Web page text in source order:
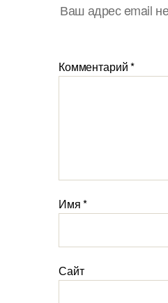
Ваш адрес email
Комментарий*
Имя*
Сайт